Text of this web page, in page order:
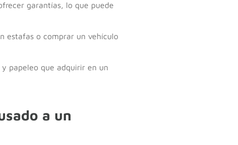
garantías, lo que puede
estafas o comprar un vehículo
papeleo que adquirir en un
a un